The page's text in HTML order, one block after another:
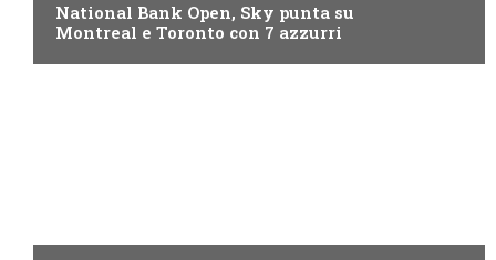
National Bank Open, Sky punta su
Montreal e Toronto con 7 azzurri